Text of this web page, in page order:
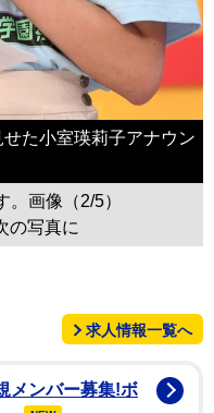
た小室瑛莉子アナウン
。画像（2/5）
の写真に
求人情報一覧へ
メンバー募集!ボ